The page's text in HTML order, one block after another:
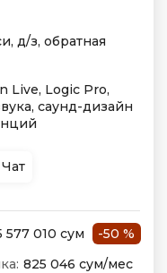
д/з, обратная
Live, Logic Pro,
саунд-дизайн
Чат
577 010 сум
-50 %
825 046 сум/мес